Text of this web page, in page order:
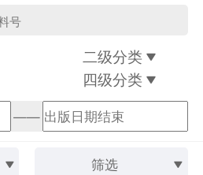
二级分类
四级分类
——
筛选